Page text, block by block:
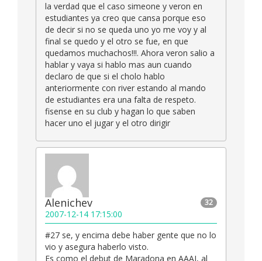
la verdad que el caso simeone y veron en
estudiantes ya creo que cansa porque eso
de decir si no se queda uno yo me voy y al
final se quedo y el otro se fue, en que
quedamos muchachos!!!. Ahora veron salio a
hablar y vaya si hablo mas aun cuando
declaro de que si el cholo hablo
anteriormente con river estando al mando
de estudiantes era una falta de respeto.
fisense en su club y hagan lo que saben
hacer uno el jugar y el otro dirigir
32
Alenichev
2007-12-14 17:15:00
#27 se, y encima debe haber gente que no lo
vio y asegura haberlo visto.
Es como el debut de Maradona en AAAJ, al